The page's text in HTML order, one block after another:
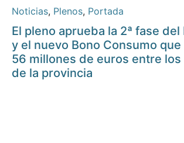
Noticias, Plenos, Portada
El pleno aprueba la 2ª fase del
y el nuevo Bono Consumo
56 millones de euros entre
de la provincia